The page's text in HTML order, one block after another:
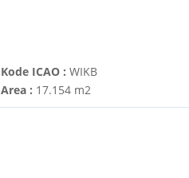
Kode ICAO : WIKB
Area : 17.154 m2